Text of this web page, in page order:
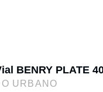
BENRY PLATE
URBANO